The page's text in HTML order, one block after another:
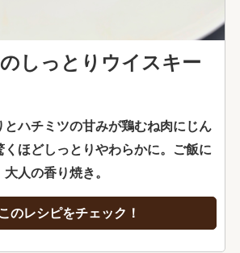
しっとりウイスキー
とハチミツの甘みが鶏むね肉にじん
ほどしっとりやわらかに。ご飯に
人の香り焼き。
このレシピをチェック！